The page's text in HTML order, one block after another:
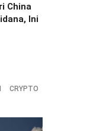
China
Ini
CRYPTO